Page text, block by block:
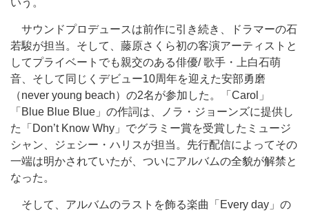
いう。
サウンドプロデュースは前作に引き続き、ドラマーの石
若駿が担当。そして、藤原さくら初の客演アーティストと
してプライベートでも親交のある俳優/ 歌手・上白石萌
音、そして同じくデビュー10周年を迎えた安部勇磨
（never young beach）の2名が参加した。「Carol」
「Blue Blue Blue」の作詞は、ノラ・ジョーンズに提供し
た「Don’t Know Why」でグラミー賞を受賞したミュージ
シャン、ジェシー・ハリスが担当。先行配信によってその
一端は明かされていたが、ついにアルバムの全貌が解禁と
なった。
そして、アルバムのラストを飾る楽曲「Every day」の